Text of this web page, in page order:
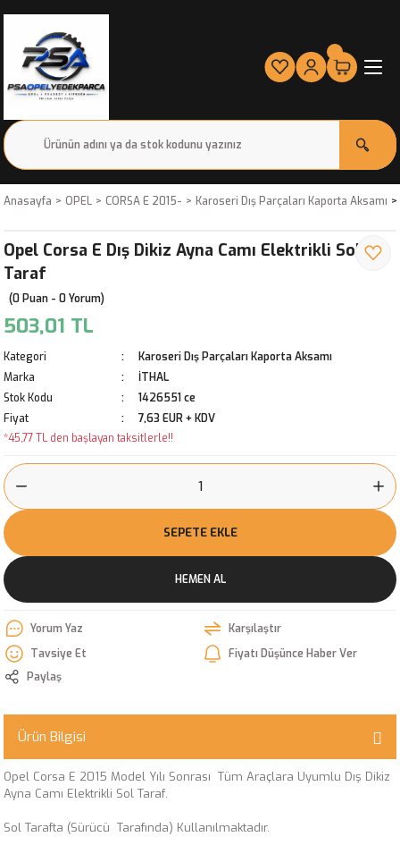
Anasayfa OPEL CORSA E 2015- Karoseri Dış Parçaları Kaporta Aksamı
Opel Corsa E Dış Dikiz Ayna Camı Elektrikli Sol
Taraf
(0 Puan - 0 Yorum)
503,01 TL
Kategori
Karoseri Dış Parçaları Kaporta Aksamı
Marka
İTHAL
Stok Kodu
1426551 ce
Fiyat
7,63 EUR + KDV
*45,77 TL den başlayan taksitlerle!!
SEPETE EKLE
HEMEN AL
Yorum Yaz
Karşılaştır
Tavsiye Et
Fiyatı Düşünce Haber Ver
Paylaş
Ürün Bilgisi
Opel Corsa E 2015 Model Yılı Sonrası Tüm Araçlara Uyumlu Dış Dikiz
Ayna Camı Elektrikli Sol Taraf.
Sol Tarafta (Sürücü Tarafında) Kullanılmaktadır.